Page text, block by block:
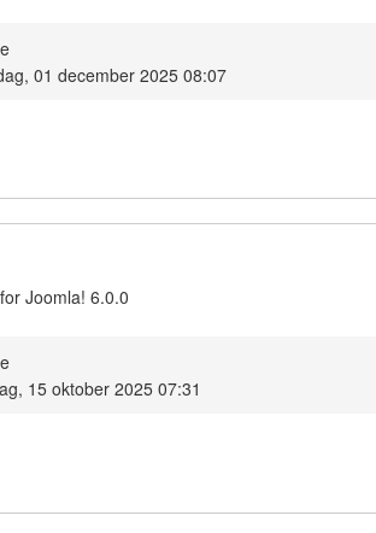
01 december 2025 08:07
Joomla! 6.0.0
15 oktober 2025 07:31